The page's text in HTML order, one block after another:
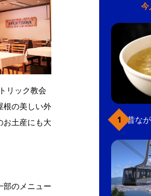
リック教会
根の美しい外
お土産にも大
部のメニュー
今